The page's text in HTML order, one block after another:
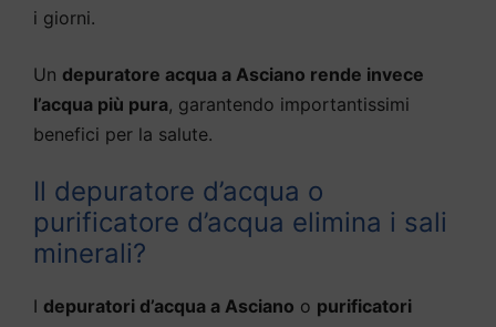
i giorni.
Un depuratore acqua a Asciano rende invece
l’acqua più pura, garantendo importantissimi
benefici per la salute.
Il depuratore d’acqua o
purificatore d’acqua elimina i sali
minerali?
I depuratori d’acqua a Asciano o purificatori